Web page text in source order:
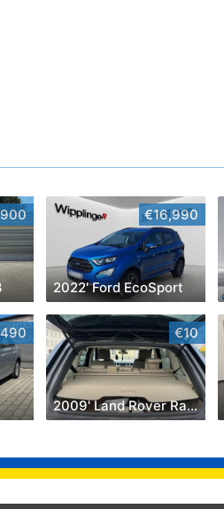
€16,990
2022' Ford EcoSport
€10
2009' Land Rover Range Rover Sport